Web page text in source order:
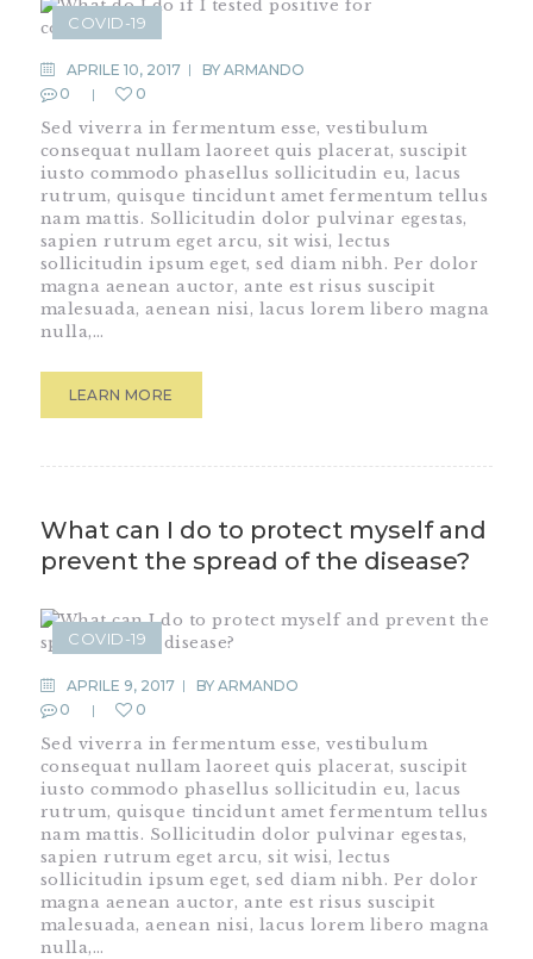
COVID-19
APRILE 10, 2017 BY ARMANDO
0
0
Sed viverra in fermentum esse, vestibulum
consequat nullam laoreet quis placerat, suscipit
iusto commodo phasellus sollicitudin eu, lacus
rutrum, quisque tincidunt amet fermentum tellus
nam mattis. Sollicitudin dolor pulvinar egestas,
sapien rutrum eget arcu, sit wisi, lectus
sollicitudin ipsum eget, sed diam nibh. Per dolor
magna aenean auctor, ante est risus suscipit
malesuada, aenean nisi, lacus lorem libero magna
nulla,…
LEARN MORE
What can I do to protect myself and
prevent the spread of the disease?
COVID-19
APRILE 9, 2017 BY ARMANDO
0
0
Sed viverra in fermentum esse, vestibulum
consequat nullam laoreet quis placerat, suscipit
iusto commodo phasellus sollicitudin eu, lacus
rutrum, quisque tincidunt amet fermentum tellus
nam mattis. Sollicitudin dolor pulvinar egestas,
sapien rutrum eget arcu, sit wisi, lectus
sollicitudin ipsum eget, sed diam nibh. Per dolor
magna aenean auctor, ante est risus suscipit
malesuada, aenean nisi, lacus lorem libero magna
nulla,…